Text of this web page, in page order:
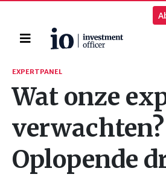
Home
Zoeken
EXPERTPANEL
Wat onze
verwachten?
Oplopende